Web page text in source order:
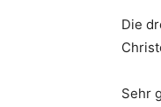
Die
Sehr